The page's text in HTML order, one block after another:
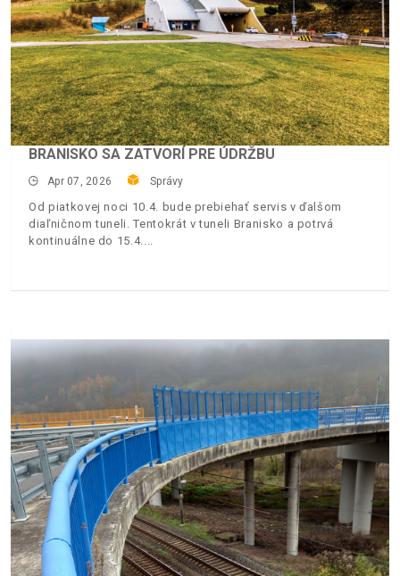
BRANISKO SA ZATVORÍ PRE ÚDRŽBU
Apr 07, 2026 Správy
Od piatkovej noci 10.4. bude prebiehať servis v ďalšom
diaľničnom tuneli. Tentokrát v tuneli Branisko a potrvá
kontinuálne do 15.4.